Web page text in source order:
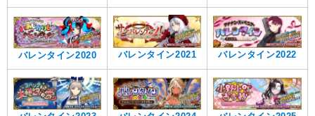
バレンタイン2020 バレンタイン2021 バレンタイン2022